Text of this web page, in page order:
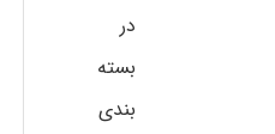
در
بسته
بندي